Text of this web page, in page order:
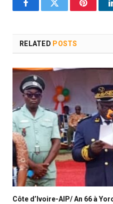
FacebookTwitter
RELATED POSTS
Côte d’Ivoire-AIP/ An 66 à